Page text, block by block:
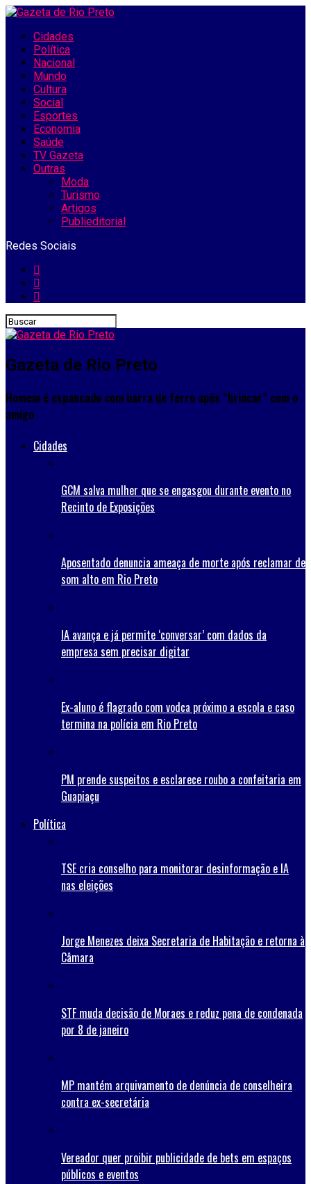
Cidades
Política
Nacional
Mundo
Cultura
Social
Esportes
Economia
Saúde
TV Gazeta
Outras
Moda
Turismo
Artigos
Publieditorial
Redes Sociais
Gazeta de Rio Preto
Homem é espancado com barra de ferro após “brincar” com o
amigo
Cidades
GCM salva mulher que se engasgou durante evento no
Recinto de Exposições
Aposentado denuncia ameaça de morte após reclamar de
som alto em Rio Preto
IA avança e já permite ‘conversar’ com dados da
empresa sem precisar digitar
Ex-aluno é flagrado com vodca próximo a escola e caso
termina na polícia em Rio Preto
PM prende suspeitos e esclarece roubo a confeitaria em
Guapiaçu
Política
TSE cria conselho para monitorar desinformação e IA
nas eleições
Jorge Menezes deixa Secretaria de Habitação e retorna à
Câmara
STF muda decisão de Moraes e reduz pena de condenada
por 8 de janeiro
MP mantém arquivamento de denúncia de conselheira
contra ex-secretária
Vereador quer proibir publicidade de bets em espaços
públicos e eventos